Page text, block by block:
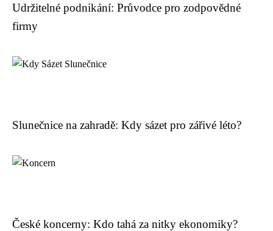
Udržitelné podnikání: Průvodce pro zodpovědné
firmy
Slunečnice na zahradě: Kdy sázet pro zářivé léto?
České koncerny: Kdo tahá za nitky ekonomiky?